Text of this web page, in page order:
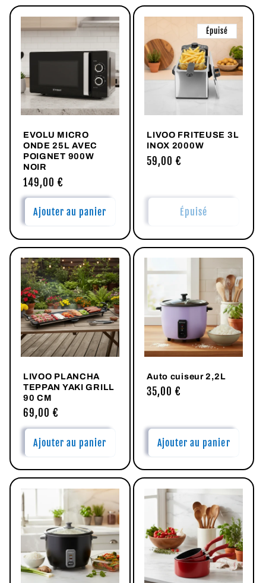
EVOLU MICRO
ONDE 25L AVEC
POIGNET 900W
NOIR
Prix
habituel
149,00 €
Ajouter au panier
Épuisé
LIVOO FRITEUSE 3L
INOX 2000W
Prix
59,00 €
Épuisé
LIVOO PLANCHA
TEPPAN YAKI GRILL
90 CM
Prix
habituel
69,00 €
Ajouter au panier
Auto cuiseur 2,2L
Prix
35,00 €
Ajouter au panier